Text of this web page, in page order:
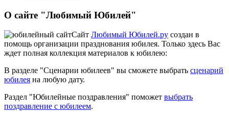
О сайте "Любимый Юбилей"
Сайт Любимый Юбилей.ру создан в
помощь организации празднования юбилея. Только здесь Вас
ждет полная коллекция материалов к юбилею:
В разделе "Сценарии юбилеев" вы сможете выбрать сценарий
юбилея на любую дату.
Раздел "Юбилейные поздравления" поможет выбрать
поздравление с юбилеем.